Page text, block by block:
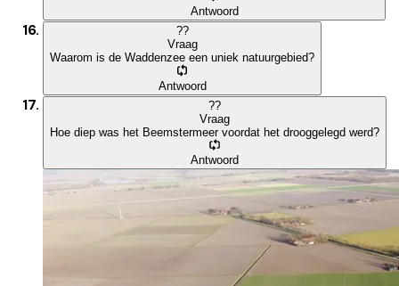
Antwoord
??
Vraag
Waarom is de Waddenzee een uniek natuurgebied?
Antwoord
??
Vraag
Hoe diep was het Beemstermeer voordat het drooggelegd werd?
Antwoord